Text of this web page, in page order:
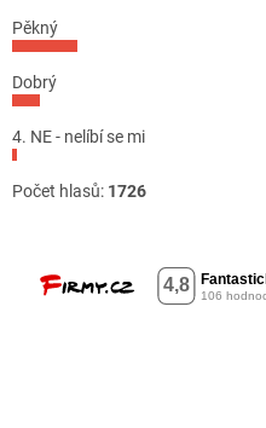
Pěkný
Dobrý
4. NE - nelíbí se mi
Počet hlasů: 1726